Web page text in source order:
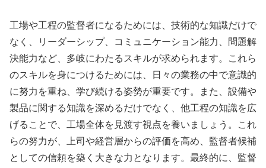
工場や工程の監督者になるためには、技術的な知識だけで
なく、リーダーシップ、コミュニケーション能力、問題解
決能力など、多岐にわたるスキルが求められます。これら
のスキルを身につけるためには、日々の業務の中で意識的
に努力を重ね、学び続ける姿勢が重要です。また、設備や
製品に関する知識を深めるだけでなく、他工程の知識を広
げることで、工場全体を見渡す視点を養いましょう。これ
らの努力が、上司や経営層からの評価を高め、監督者候補
としての信頼を築く大きな力となります。最終的に、監督